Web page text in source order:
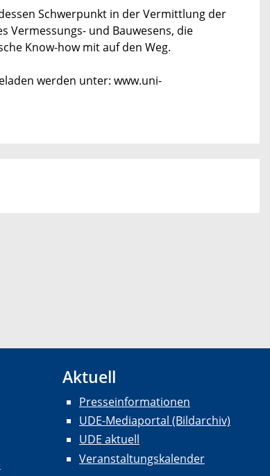
Schwerpunkt in der Vermittlung der
Vermessungs- und Bauwesens, die
Know-how mit auf den Weg.
werden unter: www.uni-
Aktuell
Presseinformationen
UDE-Mediaportal (Bildarchiv)
UDE aktuell
Veranstaltungskalender